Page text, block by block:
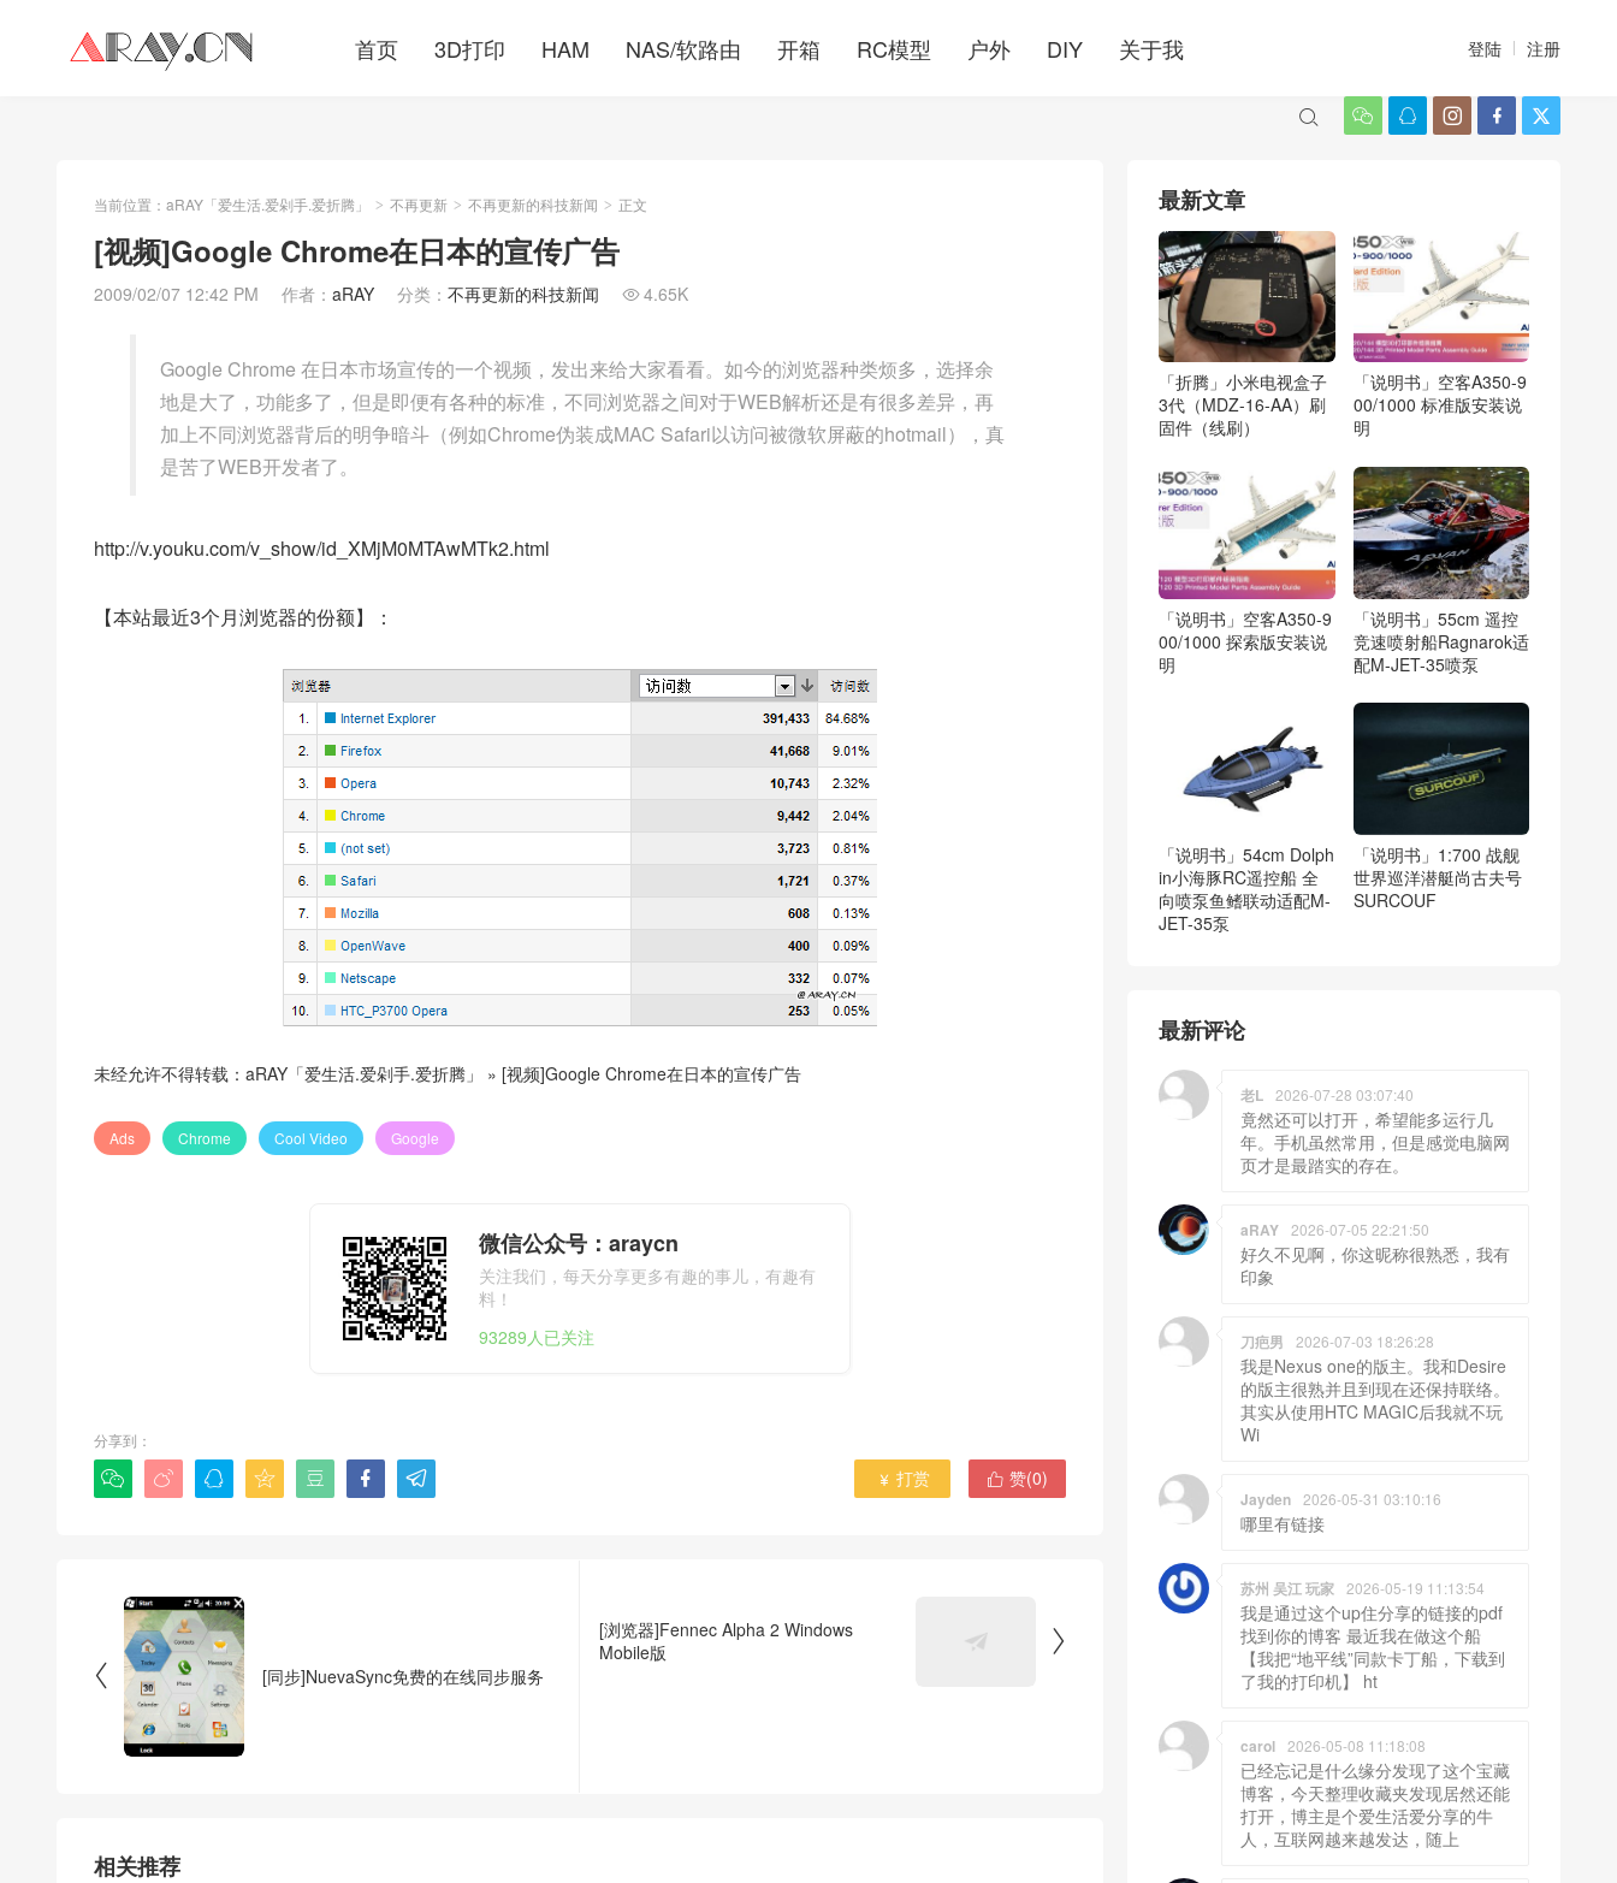
首页 3D打印 HAM NAS/软路由 开箱 RC模型 户外 DIY 关于我 登陆 注册
    

当前位置： aRAY「爱生活.爱剁手.爱折腾」 > 不再更新 > 不再更新的科技新闻 > 正文
[视频]Google Chrome在日本的宣传广告
2009/02/07 12:42 PM 作者： aRAY 分类： 不再更新的科技新闻  4.65K
Google Chrome 在日本市场宣传的一个视频，发出来给大家看看。如今的浏览器种类烦多，选择余
地是大了，功能多了，但是即便有各种的标准，不同浏览器之间对于WEB解析还是有很多差异，再
加上不同浏览器背后的明争暗斗（例如Chrome伪装成MAC Safari以访问被微软屏蔽的hotmail），真
是苦了WEB开发者了。
http://v.youku.com/v_show/id_XMjM0MTAwMTk2.html
【本站最近3个月浏览器的份额】：
未经允许不得转载： aRAY「爱生活.爱剁手.爱折腾」 » [视频]Google Chrome在日本的宣传广告
Ads Chrome Cool Video Google
微信公众号：araycn
关注我们，每天分享更多有趣的事儿，有趣有
料！
93289人已关注
分享到：
        赞(0)
 打赏
 [同步]NuevaSync免费的在线同步服务

[浏览器]Fennec Alpha 2 Windows
Mobile版
相关推荐
最新文章
「折腾」小米电视盒子
3代（MDZ-16-AA）刷
固件（线刷）
「说明书」空客A350-9
00/1000 标准版安装说
明
「说明书」空客A350-9
00/1000 探索版安装说
明
「说明书」55cm 遥控
竞速喷射船Ragnarok适
配M-JET-35喷泵
「说明书」54cm Dolph
in小海豚RC遥控船 全
向喷泵鱼鳍联动适配M-
JET-35泵
「说明书」1:700 战舰
世界巡洋潜艇尚古夫号
SURCOUF
最新评论
老L 2026-07-28 03:07:40
竟然还可以打开，希望能多运行几
年。手机虽然常用，但是感觉电脑网
页才是最踏实的存在。
aRAY 2026-07-05 22:21:50
好久不见啊，你这昵称很熟悉，我有
印象
刀疤男 2026-07-03 18:26:28
我是Nexus one的版主。我和Desire
的版主很熟并且到现在还保持联络。
其实从使用HTC MAGIC后我就不玩
Wi
Jayden 2026-05-31 03:10:16
哪里有链接
苏州 吴江 玩家 2026-05-19 11:13:54
我是通过这个up住分享的链接的pdf
找到你的博客 最近我在做这个船
【我把“地平线”同款卡丁船，下载到
了我的打印机】 ht
carol 2026-05-08 11:18:08
已经忘记是什么缘分发现了这个宝藏
博客，今天整理收藏夹发现居然还能
打开，博主是个爱生活爱分享的牛
人，互联网越来越发达，随上